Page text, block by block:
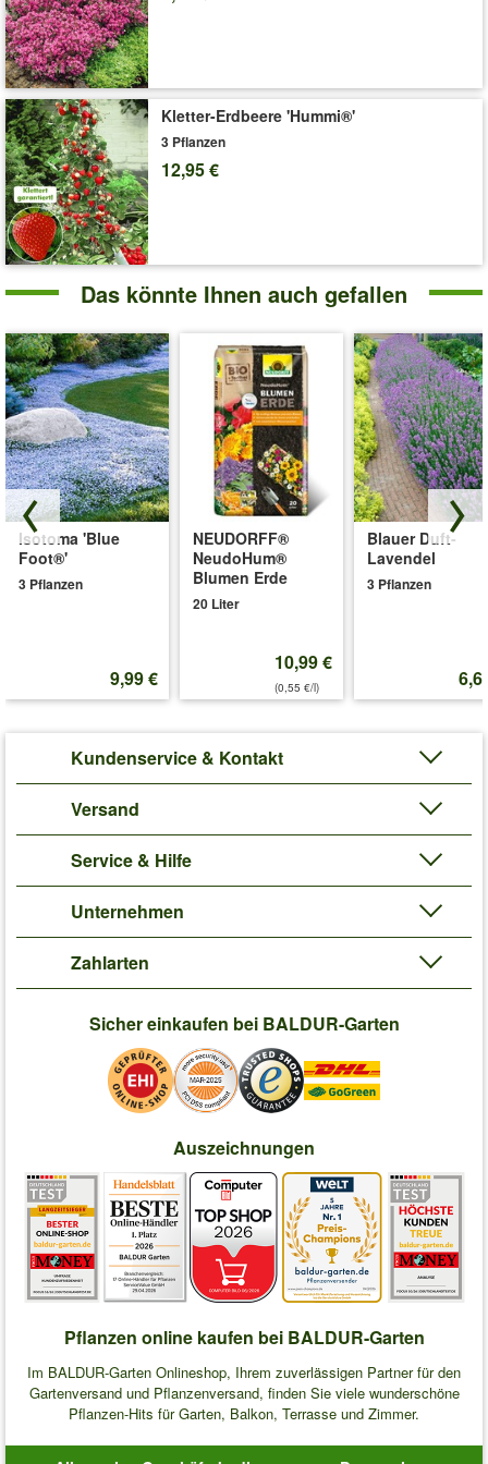
Kletter-Erdbeere 'Hummi®'
3 Pflanzen
12,95 €
Das könnte Ihnen auch gefallen
Isotoma 'Blue
Foot®'
3 Pflanzen
9,99 €
NEUDORFF®
NeudoHum®
Blumen Erde
20 Liter
10,99 €
(0,55 €/l)
Blauer Duft-
Lavendel
3 Pflanzen
Kundenservice & Kontakt
Versand
Service & Hilfe
Unternehmen
Zahlarten
Sicher einkaufen bei BALDUR-Garten
Auszeichnungen
Pflanzen online kaufen bei BALDUR-Garten
Im BALDUR-Garten Onlineshop, Ihrem zuverlässigen Partner für den
Gartenversand und Pflanzenversand, finden Sie viele wunderschöne
Pflanzen-Hits für Garten, Balkon, Terrasse und Zimmer.